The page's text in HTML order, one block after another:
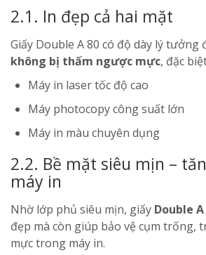
2.1. In đẹp cả hai mặt
Giấy Double A 80 có độ dày lý tưởng
không bị thấm ngược mực, đặc
Máy in laser tốc độ cao
Máy photocopy công suất lớn
Máy in màu chuyên dụng
2.2. Bề mặt siêu mịn –
máy in
Nhờ lớp phủ siêu mịn, giấy Double A
đẹp mà còn giúp bảo vệ cụm trống,
mực trong máy in.